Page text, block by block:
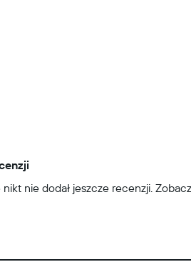
nie dodał jeszcze recenzji.